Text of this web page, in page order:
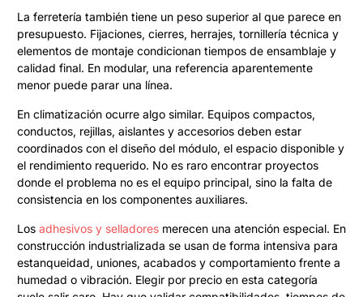
La ferretería también tiene un peso superior al que parece en
presupuesto. Fijaciones, cierres, herrajes, tornillería técnica y
elementos de montaje condicionan tiempos de ensamblaje y
calidad final. En modular, una referencia aparentemente
menor puede parar una línea.
En climatización ocurre algo similar. Equipos compactos,
conductos, rejillas, aislantes y accesorios deben estar
coordinados con el diseño del módulo, el espacio disponible y
el rendimiento requerido. No es raro encontrar proyectos
donde el problema no es el equipo principal, sino la falta de
consistencia en los componentes auxiliares.
Los adhesivos y selladores merecen una atención especial. En
construcción industrializada se usan de forma intensiva para
estanqueidad, uniones, acabados y comportamiento frente a
humedad o vibración. Elegir por precio en esta categoría